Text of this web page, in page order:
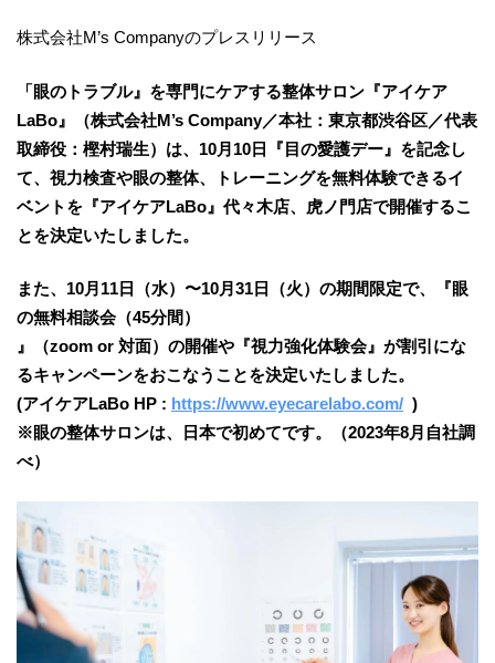
株式会社M’s Companyのプレスリリース
「眼のトラブル』を専門にケアする整体サロン『アイケア
LaBo』（株式会社M’s Company／本社：東京都渋谷区／代表
取締役：樫村瑞生）は、10月10日『目の愛護デー』を記念し
て、視力検査や眼の整体、トレーニングを無料体験できるイ
ベントを『アイケアLaBo』代々木店、虎ノ門店で開催するこ
とを決定いたしました。
また、10月11日（水）〜10月31日（火）の期間限定で、『眼
の無料相談会（45分間）
』（zoom or 対面）の開催や『視力強化体験会』が割引にな
るキャンペーンをおこなうことを決定いたしました。
(アイケアLaBo HP : https://www.eyecarelabo.com/ )
※眼の整体サロンは、日本で初めてです。（2023年8月自社調
べ）